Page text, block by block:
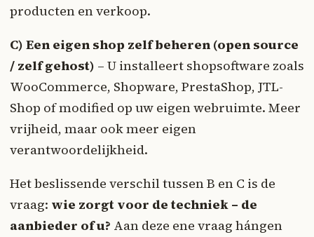
producten en verkoop.
C) Een eigen shop zelf beheren (open source
/ zelf gehost) – U installeert shopsoftware zoals
WooCommerce, Shopware, PrestaShop, JTL-
Shop of modified op uw eigen webruimte. Meer
vrijheid, maar ook meer eigen
verantwoordelijkheid.
Het beslissende verschil tussen B en C is de
vraag: wie zorgt voor de techniek – de
aanbieder of u? Aan deze ene vraag hángen